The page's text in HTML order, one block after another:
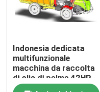
Prodotti
Indonesia dedicata
multifunzionale
macchina da raccolta
di olio di palma 42HP
con PTO